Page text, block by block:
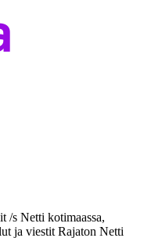
/s Netti kotimaassa,
ja viestit Rajaton Netti